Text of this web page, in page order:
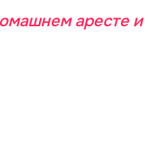
аресте и